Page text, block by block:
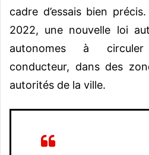
cadre d’essais bien
2022, une nouvelle loi
autonomes à
conducteur, dans des
autorités de la ville.